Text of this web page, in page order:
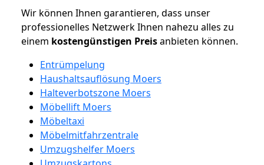
Wir können Ihnen garantieren, dass unser
professionelles Netzwerk Ihnen nahezu alles zu
einem kostengünstigen Preisanbieten können.
Entrümpelung
Haushaltsauflösung Moers
Halteverbotszone Moers
Möbellift Moers
Möbeltaxi
Möbelmitfahrzentrale
Umzugshelfer Moers